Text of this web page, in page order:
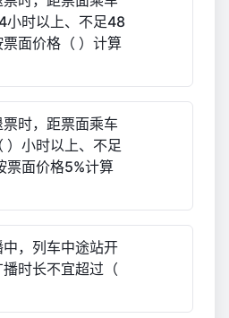
小时以上、不足48
面价格（ ）计算
时，距票面乘车
）小时以上、不足
票面价格5%计算
，列车中途站开
时长不宜超过（